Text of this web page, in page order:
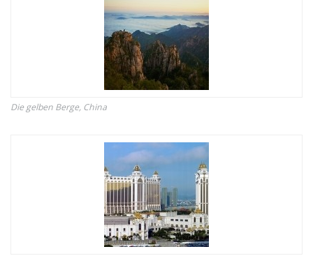
Die gelben Berge, China